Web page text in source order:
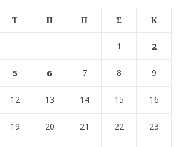
Τ Π Π Σ Κ
1 2
5 6 7 8 9
12 13 14 15 16
19 20 21 22 23